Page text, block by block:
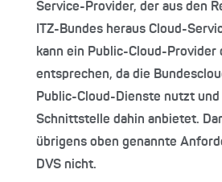
Service-Provider, der aus den
ITZ-Bundes heraus Cloud-
kann ein Public-Cloud-Provider
entsprechen, da die
Public-Cloud-Dienste nutzt und
Schnittstelle dahin anbietet.
übrigens oben genannte
DVS nicht.